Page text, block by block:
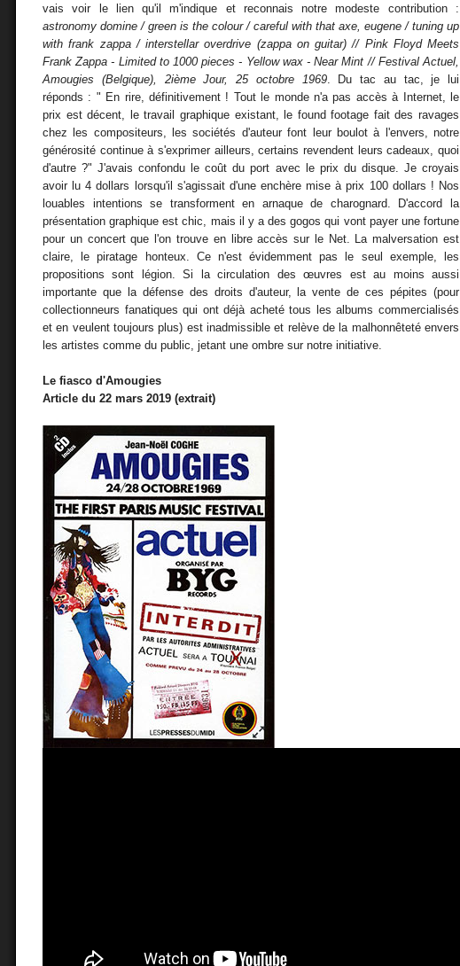
vais voir le lien qu'il m'indique et reconnais notre modeste contribution :
astronomy domine / green is the colour / careful with that axe, eugene / tuning up
with frank zappa / interstellar overdrive (zappa on guitar) // Pink Floyd Meets
Frank Zappa - Limited to 1000 pieces - Yellow wax - Near Mint // Festival Actuel,
Amougies (Belgique), 2ième Jour, 25 octobre 1969. Du tac au tac, je lui
réponds : " En rire, définitivement ! Tout le monde n'a pas accès à Internet, le
prix est décent, le travail graphique existant, le found footage fait des ravages
chez les compositeurs, les sociétés d'auteur font leur boulot à l'envers, notre
générosité continue à s'exprimer ailleurs, certains revendent leurs cadeaux, quoi
d'autre ?" J'avais confondu le coût du port avec le prix du disque. Je croyais
avoir lu 4 dollars lorsqu'il s'agissait d'une enchère mise à prix 100 dollars ! Nos
louables intentions se transforment en arnaque de charognard. D'accord la
présentation graphique est chic, mais il y a des gogos qui vont payer une fortune
pour un concert que l'on trouve en libre accès sur le Net. La malversation est
claire, le piratage honteux. Ce n'est évidemment pas le seul exemple, les
propositions sont légion. Si la circulation des œuvres est au moins aussi
importante que la défense des droits d'auteur, la vente de ces pépites (pour
collectionneurs fanatiques qui ont déjà acheté tous les albums commercialisés
et en veulent toujours plus) est inadmissible et relève de la malhonnêteté envers
les artistes comme du public, jetant une ombre sur notre initiative.
Le fiasco d'Amougies
Article du 22 mars 2019 (extrait)